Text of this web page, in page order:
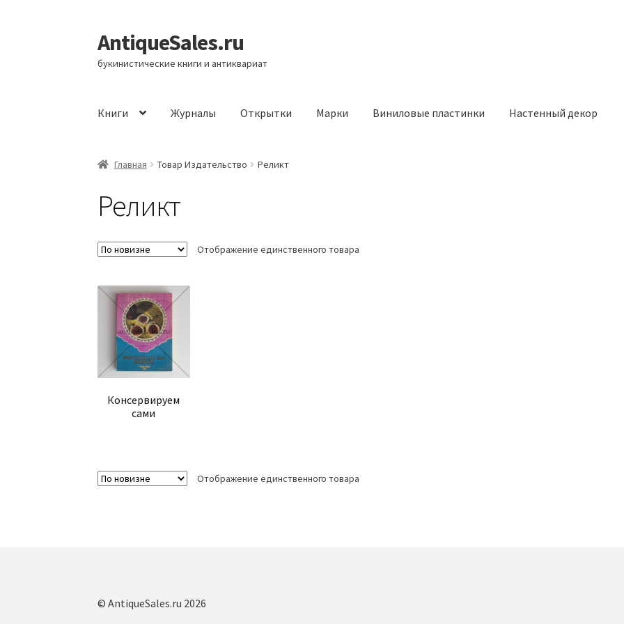
Перейти
к
навигации
Перейти
к
содержимому
AntiqueSales.ru
букинистические книги и антиквариат
Книги Журналы Открытки Марки Виниловые пластинки Настенный декор
ГлавнаяГлавная Товар Издательство Реликт
Реликт
Отображение единственного товара
Консервируем
сами
Отображение единственного товара
© AntiqueSales.ru 2026